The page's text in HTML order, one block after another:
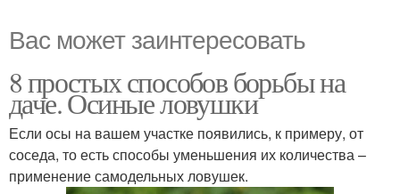
Вас может заинтересовать
8 простых способов борьбы на
даче. Осиные ловушки
Если осы на вашем участке появились, к примеру, от
соседа, то есть способы уменьшения их количества –
применение самодельных ловушек.